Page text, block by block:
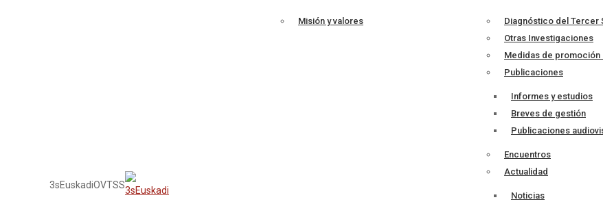
3sEuskadiOVTSS
Misión y valores
Diagnóstico del Tercer
Otras Investigaciones
Medidas de promoción
Publicaciones
Informes y estudios
Breves de gestión
Publicaciones
Encuentros
Actualidad
Noticias